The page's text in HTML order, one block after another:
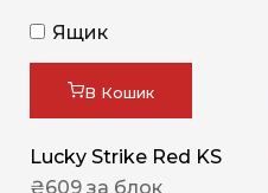
Ящик
В Кошик
Lucky Strike Red KS
₴609 за блок